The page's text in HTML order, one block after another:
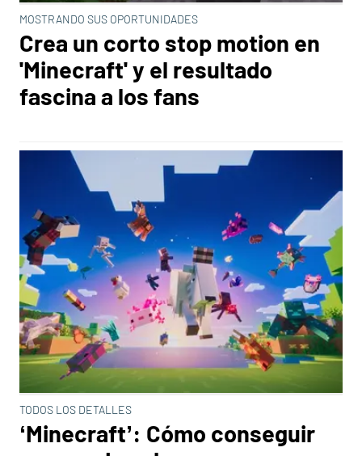
MOSTRANDO SUS OPORTUNIDADES
Crea un corto stop motion en
'Minecraft' y el resultado
fascina a los fans
TODOS LOS DETALLES
‘Minecraft’: Cómo conseguir